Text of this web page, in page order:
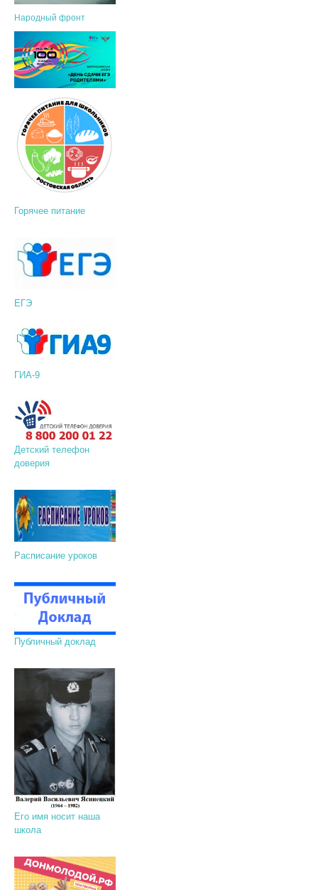
Народный фронт
Горячее питание
ЕГЭ
ГИА-9
Детский телефон
доверия
Расписание уроков
Публичный доклад
Его имя носит наша
школа